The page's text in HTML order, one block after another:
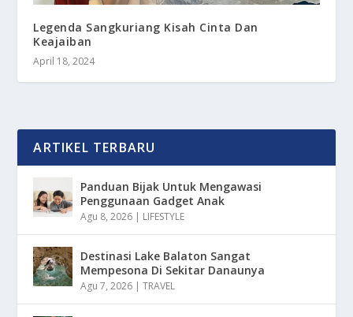
Legenda Sangkuriang Kisah Cinta Dan
Keajaiban
April 18, 2024
ARTIKEL TERBARU
Panduan Bijak Untuk Mengawasi
Penggunaan Gadget Anak
Agu 8, 2026 | LIFESTYLE
Destinasi Lake Balaton Sangat
Mempesona Di Sekitar Danaunya
Agu 7, 2026 |TRAVEL